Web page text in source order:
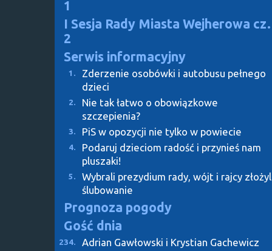
1
I Sesja Rady Miasta Wejherowa cz.
2
Serwis informacyjny
1.
Zderzenie osobówki i autobusu pełnego
dzieci
2.
Nie tak łatwo o obowiązkowe
szczepienia?
3. PiS w opozycji nie tylko w powiecie
4.
Podaruj dzieciom radość i przynieś nam
pluszaki!
5.
Wybrali prezydium rady, wójt i rajcy
ślubowanie
Prognoza pogody
Gość dnia
234. Adrian Gawłowski i Krystian Gachewicz